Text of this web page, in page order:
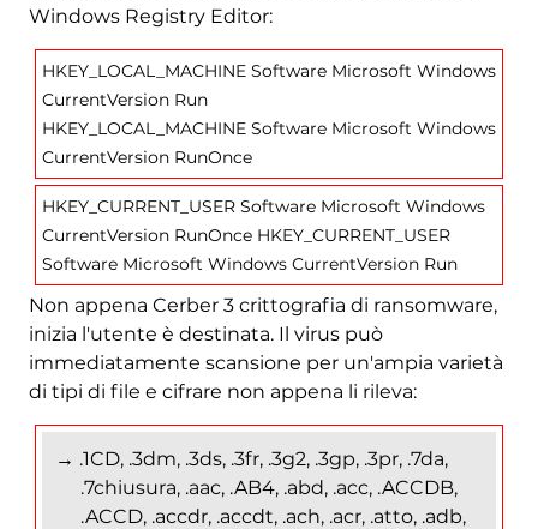
Windows Registry Editor:
HKEY_LOCAL_MACHINE Software Microsoft Windows
CurrentVersion Run
HKEY_LOCAL_MACHINE Software Microsoft Windows
CurrentVersion RunOnce
HKEY_CURRENT_USER Software Microsoft Windows
CurrentVersion RunOnce HKEY_CURRENT_USER
Software Microsoft Windows CurrentVersion Run
Non appena Cerber 3 crittografia di ransomware,
inizia l'utente è destinata. Il virus può
immediatamente scansione per un'ampia varietà
di tipi di file e cifrare non appena li rileva:
→ .1CD, .3dm, .3ds, .3fr, .3g2, .3gp, .3pr, .7da,
.7chiusura, .aac, .AB4, .abd, .acc, .ACCDB,
.ACCD, .accdr, .accdt, .ach, .acr, .atto, .adb,